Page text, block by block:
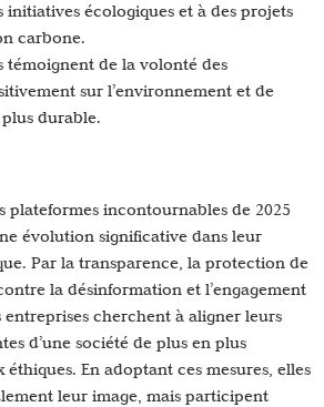
initiatives écologiques et à des projets
carbone.
témoignent de la volonté des
sur l’environnement et de
durable.
plateformes incontournables de 2025
évolution significative dans leur
Par la transparence, la protection de
la désinformation et l’engagement
cherchent à aligner leurs
d’une société de plus en plus
En adoptant ces mesures, elles
leur image, mais participent